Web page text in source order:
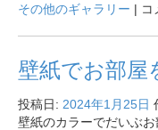
その他のギャラリー | コ
壁紙でお部屋
投稿日: 2024年1月25日
壁紙のカラーでだいぶ